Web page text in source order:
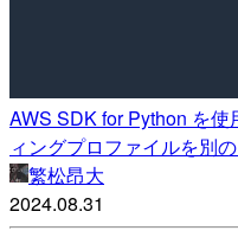
AWS SDK for Python を
ィングプロファイルを別
繁松昂大
2024.08.31